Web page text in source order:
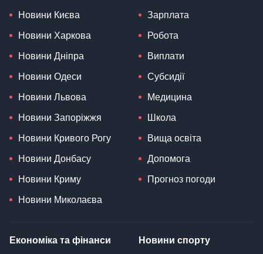
Новини Києва
Новини Харкова
Новини Дніпра
Новини Одеси
Новини Львова
Новини Запоріжжя
Новини Кривого Рогу
Новини Донбасу
Новини Криму
Новини Миколаєва
Зарплата
Робота
Виплати
Субсидії
Медицина
Школа
Вища освіта
Допомога
Прогноз погоди
Економіка та фінанси Новини спорту